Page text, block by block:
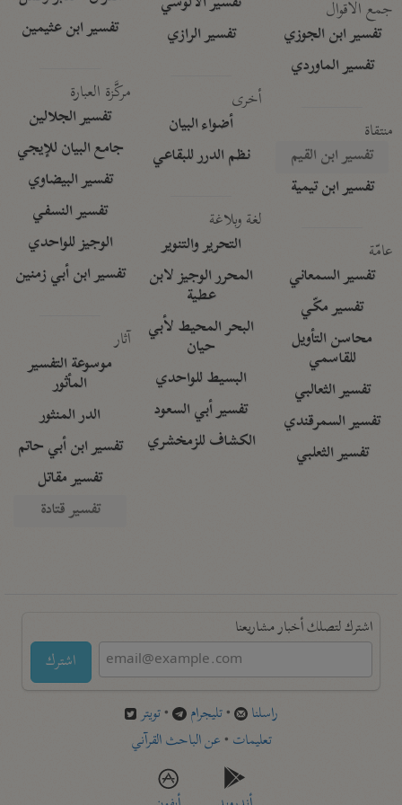
جمع الأقوال
تفسير ابن الجوزي
تفسير الماوردي
منتقاة
تفسير ابن القيم
تفسير ابن تيمية
عامّة
تفسير السمعاني
تفسير مكّي
محاسن التأويل
للقاسمي
تفسير الثعالبي
تفسير السمرقندي
تفسير الثعلبي
تفسير الرازي
أخرى
أضواء البيان
نظم الدرر للبقاعي
لغة وبلاغة
التحرير والتنوير
المحرر الوجيز لابن
عطية
البحر المحيط لأبي
حيان
البسيط للواحدي
تفسير أبي السعود
الكشاف للزمخشري
تفسير ابن عثيمين
مركَّزة العبارة
تفسير الجلالين
جامع البيان للإيجي
تفسير البيضاوي
تفسير النسفي
الوجيز للواحدي
تفسير ابن أبي زمنين
آثار
موسوعة التفسير
المأثور
الدر المنثور
تفسير ابن أبي حاتم
تفسير مقاتل
تفسير قتادة
اشترك لتصلك أخبار مشاريعنا
اشترك
راسلنا •تليجرام •تويتر
تعليمات •عن الباحث القرآني